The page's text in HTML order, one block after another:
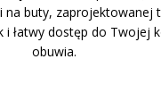
na buty, zaprojektowanej
i łatwy dostęp do Twojej
obuwia.